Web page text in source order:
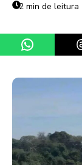
2 min de leitura
Share on